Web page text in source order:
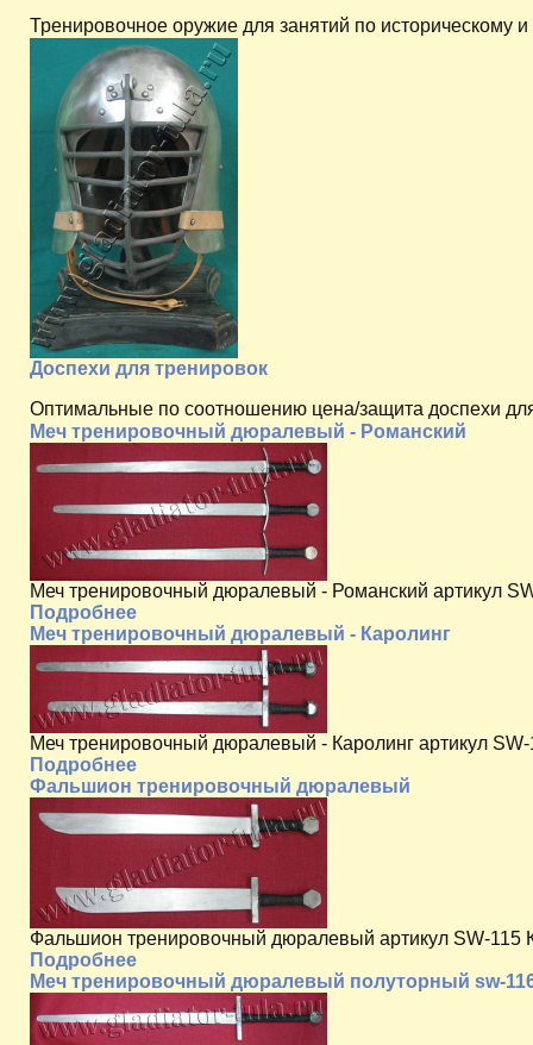
Тренировочное оружие для занятий по историческому
Доспехи для тренировок
Оптимальные по соотношению цена/защита доспехи
Меч тренировочный дюралевый - Романский
Меч тренировочный дюралевый - Романский артикул
Подробнее
Меч тренировочный дюралевый - Каролинг
Меч тренировочный дюралевый - Каролинг артикул
Подробнее
Фальшион тренировочный дюралевый
Фальшион тренировочный дюралевый артикул SW-115
Подробнее
Меч тренировочный дюралевый полуторный sw-